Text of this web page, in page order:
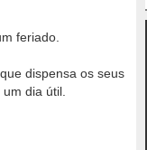
feriado.
dispensa os seus
dia útil.